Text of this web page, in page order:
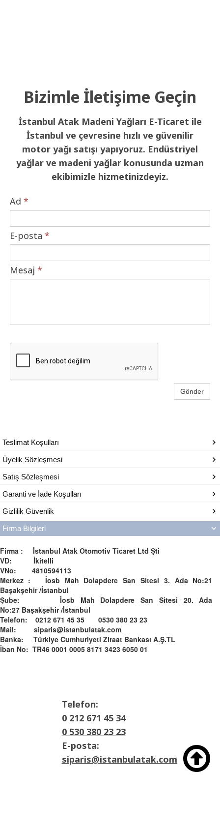

Bizimle İletişime Geçin
İstanbul Atak Madeni Yağları E-Ticaret ile
İstanbul ve çevresine hızlı ve güvenilir
motor yağı satışı yapıyoruz. Endüstriyel
yağlar ve madeni yağlar konusunda uzman
ekibimizle hizmetinizdeyiz.
Ad *
E-posta *
Mesaj *
Gönder
Teslimat Koşulları
Üyelik Sözleşmesi
Satış Sözleşmesi
Garanti ve İade Koşulları
Gizlilik Güvenlik
Firma Bilgileri
Firma : İstanbul Atak Otomotiv Ticaret Ltd Şti
VD: İkitelli
VNo: 4810594113
Merkez : İosb Mah Dolapdere San Sitesi 3. Ada No:21
Başakşehir /İstanbul
Şube: İosb Mah Dolapdere San Sitesi 20. Ada
No:27 Başakşehir /İstanbul
Telefon: 0212 671 45 35 0530 380 23 23
Mail: siparis@istanbulatak.com
Banka: Türkiye Cumhuriyeti Ziraat Bankası A.Ş.­­TL­
İban No: TR46 0001 0005 8171 3423 6050 01
Telefon:
0 212 671 45 34
0 530 380 23 23
E-posta:
siparis@istanbulatak.com